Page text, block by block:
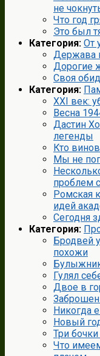
не
Что год
Это был
Категория: От
Держава
Дорогие
Своя
Категория:
XXI век:
Весна
Дастин
легенды
Кто
Мы не
проблем
Ромская
идей
Сегодня
Категория:
Бродвей
похожи
Гулял
Двое в
Никогда
Новый
Три
Что